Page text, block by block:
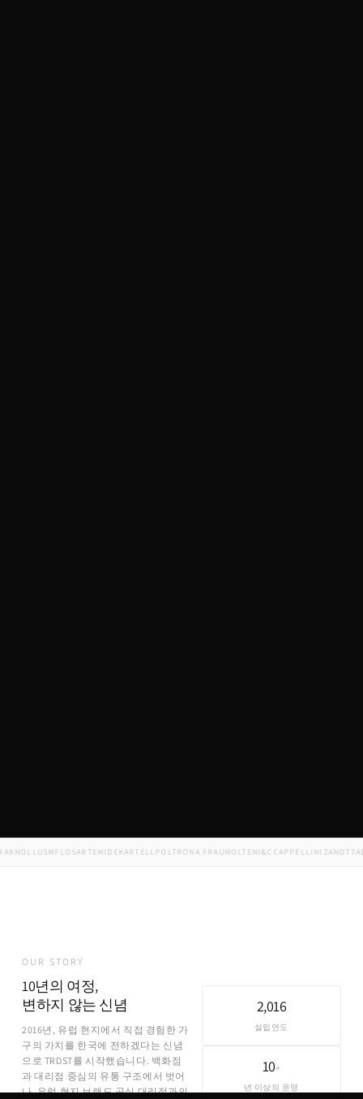
USMFLOSARTEMIDE KARTELLPOLTRONA FRAUMOLTENI&CCAPPELLINI ZANOTTA
OUR STORY
10년의 여정,
변하지 않는 신념
2016년, 유럽 현지에서 직접 경험한 가
구의 가치를 한국에 전하겠다는 신념
으로 TRDST를 시작했습니다. 백화점
과 대리점 중심의 유통 구조에서 벗어
나, 유럽 현지 브랜드 공식 대리점과의
2,016
설립연도
10+
년 이상의 운영